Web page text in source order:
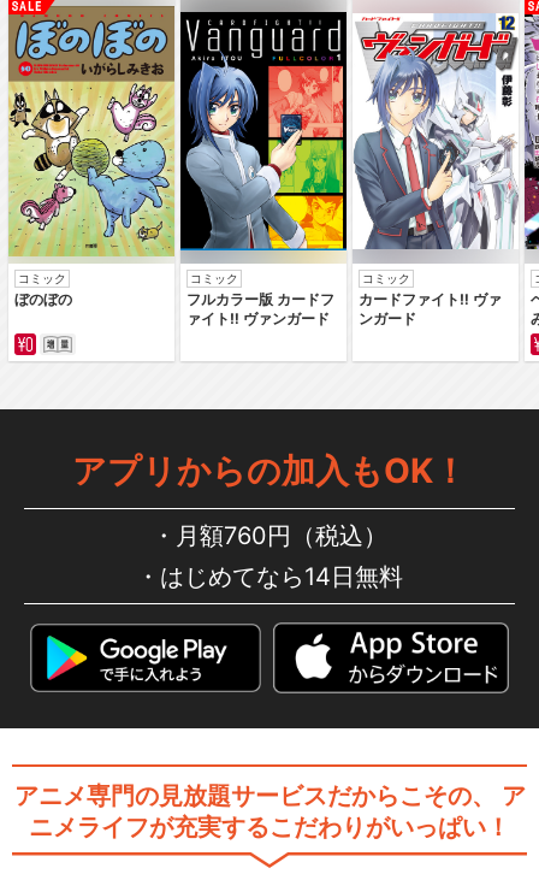
コミック
ぼのぼの
コミック
フルカラー版 カードフ
ァイト‼ ヴァンガード
コミック
カードファイト‼ ヴァ
ンガード
アプリからの加入もOK！
月額760円（税込）
はじめてなら14日無料
アニメ専門の見放題サービスだからこその、
ア
ニメライフが充実するこだわりがいっぱい！